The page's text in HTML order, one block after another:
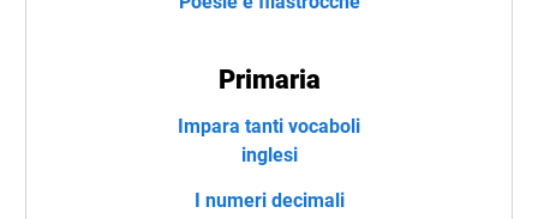
Primaria
Impara tanti vocaboli
inglesi
I numeri decimali